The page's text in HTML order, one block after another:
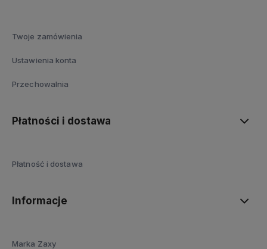
Twoje zamówienia
Ustawienia konta
Przechowalnia
Płatności i dostawa
Płatność i dostawa
Informacje
Marka Zaxy